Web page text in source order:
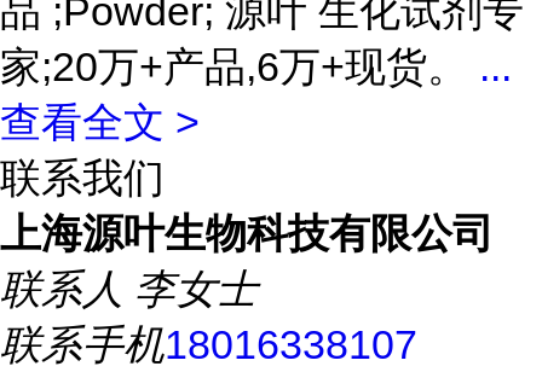
品 ;Powder; 源叶 生化试剂专
家;20万+产品,6万+现货。 ...
查看全文 >
联系我们
上海源叶生物科技有限公司
联系人 李女士
联系手机18016338107